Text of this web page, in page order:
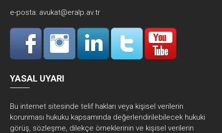
e-posta: avukat@eralp.av.tr
YASAL UYARI
Bu internet sitesinde telif hakları veya kişisel verilerin
korunması hukuku kapsamında değerlendirilebilecek hukuki
görüş, sözleşme, dilekçe örneklerinin ve kişisel verilerin